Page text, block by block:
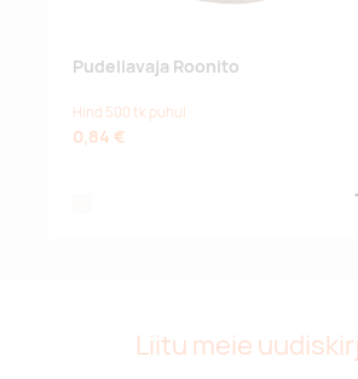
Pudeliavaja Roonito
Hind 500 tk puhul
0,84 €
Liitu meie